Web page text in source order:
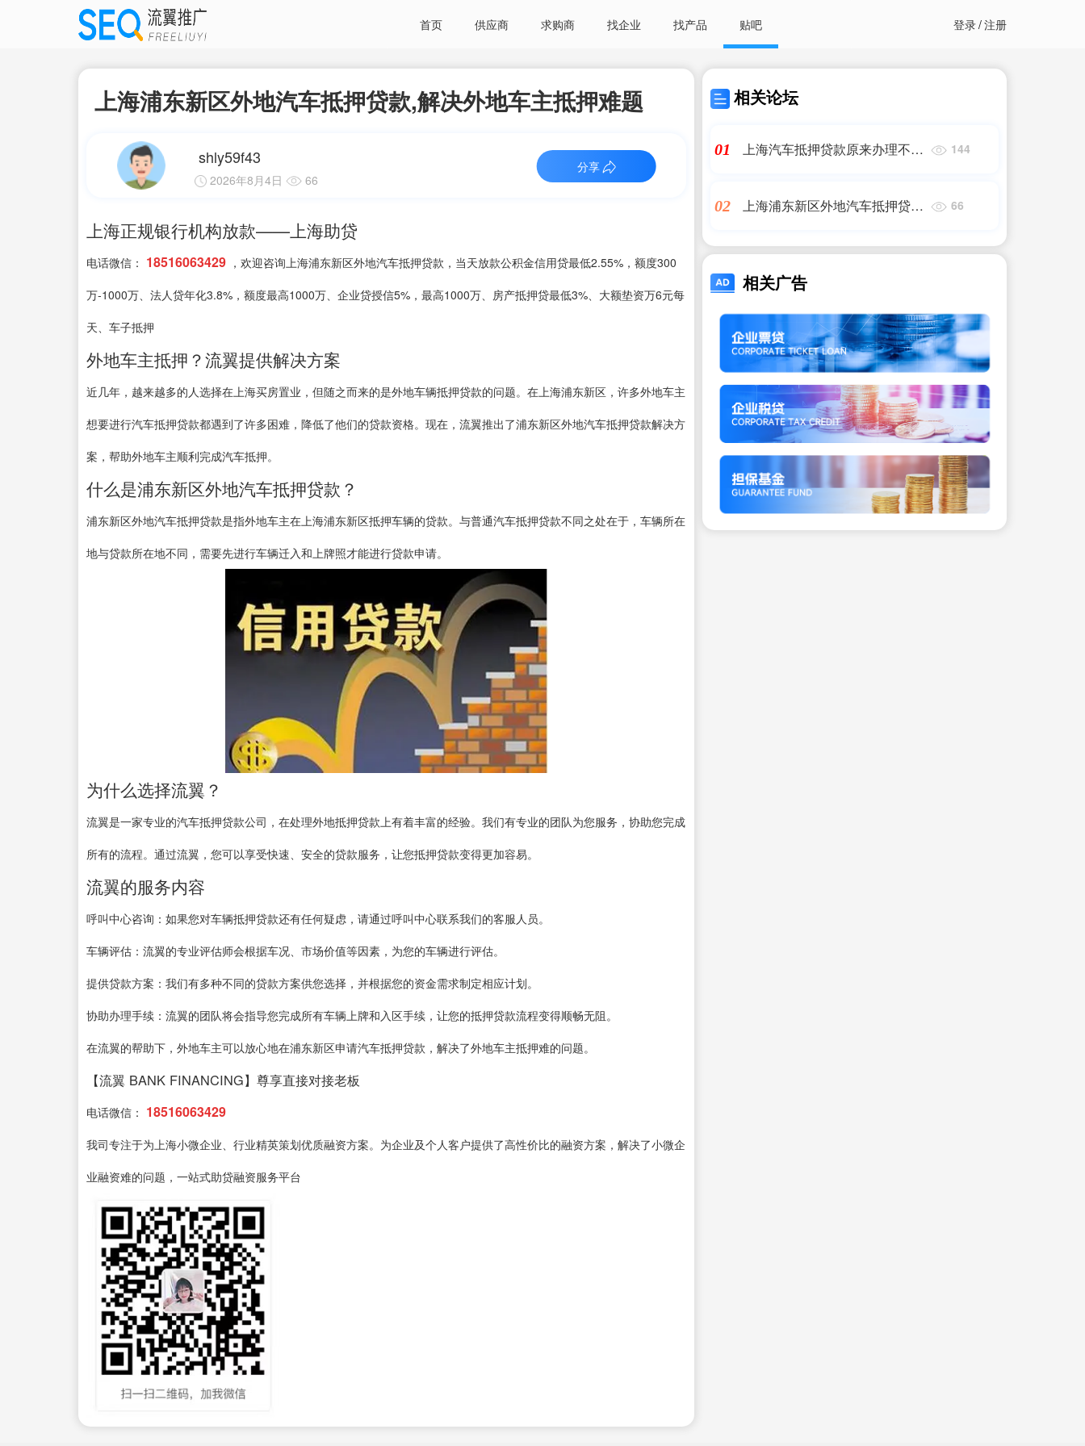
首页 供应商 求购商 找企业 找产品 贴吧 登录/注册
上海浦东新区外地汽车抵押贷款,解决外地车主抵押难题
shly59f43
2026年8月4日 66
分享
上海正规银行机构放款——上海助贷
电话微信： 18516063429 ，欢迎咨询上海浦东新区外地汽车抵押贷款，当天放款公积金信用贷最低2.55%，额度300
万-1000万、法人贷年化3.8%，额度最高1000万、企业贷授信5%，最高1000万、房产抵押贷最低3%、大额垫资万6元每
天、车子抵押
外地车主抵押？流翼提供解决方案
近几年，越来越多的人选择在上海买房置业，但随之而来的是外地车辆抵押贷款的问题。在上海浦东新区，许多外地车主
想要进行汽车抵押贷款都遇到了许多困难，降低了他们的贷款资格。现在，流翼推出了浦东新区外地汽车抵押贷款解决方
案，帮助外地车主顺利完成汽车抵押。
什么是浦东新区外地汽车抵押贷款？
浦东新区外地汽车抵押贷款是指外地车主在上海浦东新区抵押车辆的贷款。与普通汽车抵押贷款不同之处在于，车辆所在
地与贷款所在地不同，需要先进行车辆迁入和上牌照才能进行贷款申请。
为什么选择流翼？
流翼是一家专业的汽车抵押贷款公司，在处理外地抵押贷款上有着丰富的经验。我们有专业的团队为您服务，协助您完成
所有的流程。通过流翼，您可以享受快速、安全的贷款服务，让您抵押贷款变得更加容易。
流翼的服务内容
呼叫中心咨询：如果您对车辆抵押贷款还有任何疑虑，请通过呼叫中心联系我们的客服人员。
车辆评估：流翼的专业评估师会根据车况、市场价值等因素，为您的车辆进行评估。
提供贷款方案：我们有多种不同的贷款方案供您选择，并根据您的资金需求制定相应计划。
协助办理手续：流翼的团队将会指导您完成所有车辆上牌和入区手续，让您的抵押贷款流程变得顺畅无阻。
在流翼的帮助下，外地车主可以放心地在浦东新区申请汽车抵押贷款，解决了外地车主抵押难的问题。
【流翼 BANK FINANCING】尊享直接对接老板
电话微信： 18516063429
我司专注于为上海小微企业、行业精英策划优质融资方案。为企业及个人客户提供了高性价比的融资方案，解决了小微企
业融资难的问题，一站式助贷融资服务平台
相关论坛
01
上海汽车抵押贷款原来办理不复
144
02
上海浦东新区外地汽车抵押贷
66
相关广告